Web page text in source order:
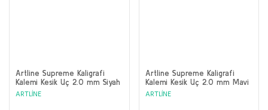
Artline Supreme Kaligrafi
Kalemi Kesik Uç 2.0 mm Siyah
ARTLİNE
Artline Supreme Kaligrafi
Kalemi Kesik Uç 2.0 mm Mavi
ARTLİNE